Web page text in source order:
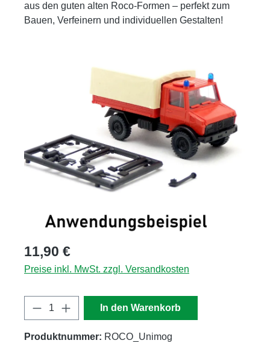
aus den guten alten Roco-Formen – perfekt zum
Bauen, Verfeinern und individuellen Gestalten!
Regulärer Preis:
11,90 €
Preise inkl. MwSt. zzgl. Versandkosten
Produkt Anzahl: Gib den gewünschten
In den Warenkorb
Produktnummer: ROCO_Unimog